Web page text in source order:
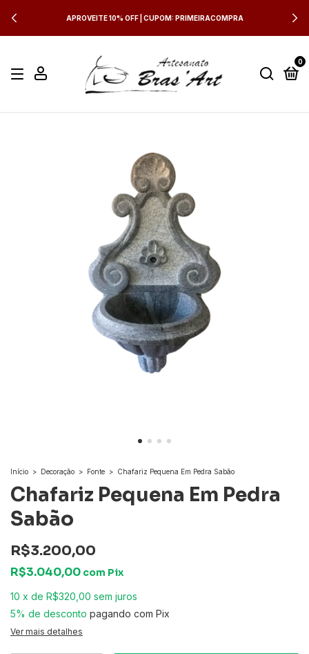
APROVEITE 10% OFF | CUPOM: PRIMEIRACOMPRA
0
Início > Decoração > Fonte > Chafariz Pequena Em Pedra Sabão
Chafariz Pequena Em Pedra
Sabão
R$3.200,00
R$3.040,00 com Pix
10 x de R$320,00 sem juros
5% de desconto pagando com Pix
Ver mais detalhes